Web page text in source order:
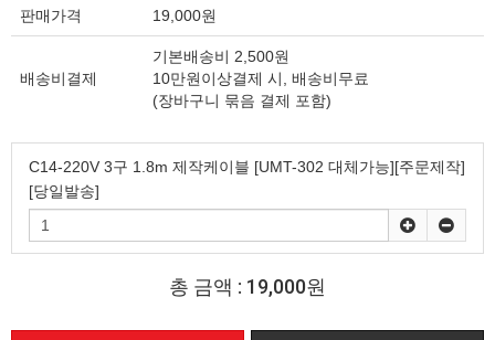
판매가격 19,000원
배송비결제
기본배송비 2,500원
10만원이상결제 시, 배송비무료
(장바구니 묶음 결제 포함)
C14-220V 3구 1.8m 제작케이블 [UMT-302 대체가능][주문제작]
[당일발송]
총 금액 : 19,000원